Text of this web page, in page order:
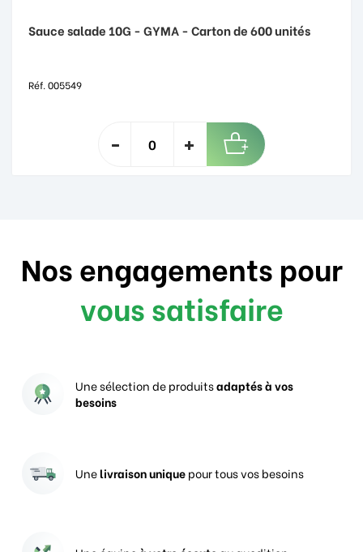
Sauce salade 10G - GYMA - Carton de 600 unités
Réf. 005549
Nos engagements pour
vous satisfaire
Une sélection de produitsadaptés à vos
besoins
Unelivraison uniquepour tous vos besoins